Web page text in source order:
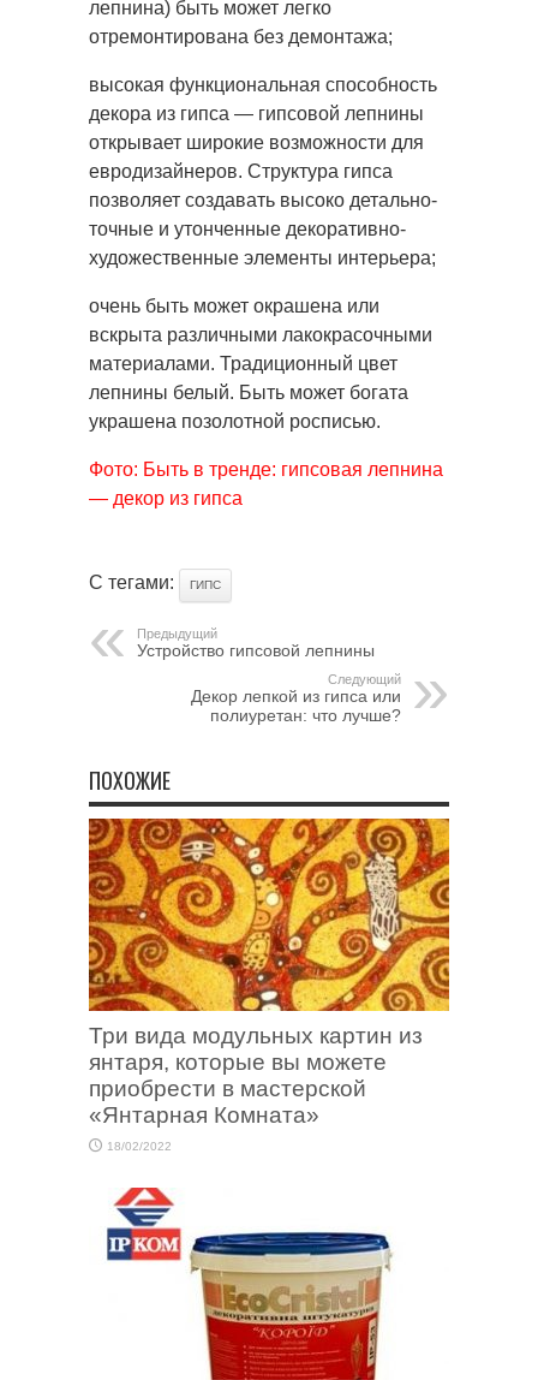
лепнина) быть может легко
отремонтирована без демонтажа;
высокая функциональная способность
декора из гипса — гипсовой лепнины
открывает широкие возможности для
евродизайнеров. Структура гипса
позволяет создавать высоко детально-
точные и утонченные декоративно-
художественные элементы интерьера;
очень быть может окрашена или
вскрыта различными лакокрасочными
материалами. Традиционный цвет
лепнины белый. Быть может богата
украшена позолотной росписью.
Фото: Быть в тренде: гипсовая лепнина
— декор из гипса
С тегами: ГИПС
Предыдущий
Устройство гипсовой лепнины
Следующий
Декор лепкой из гипса или
полиуретан: что лучше?
ПОХОЖИЕ
Три вида модульных картин из
янтаря, которые вы можете
приобрести в мастерской
«Янтарная Комната»
18/02/2022